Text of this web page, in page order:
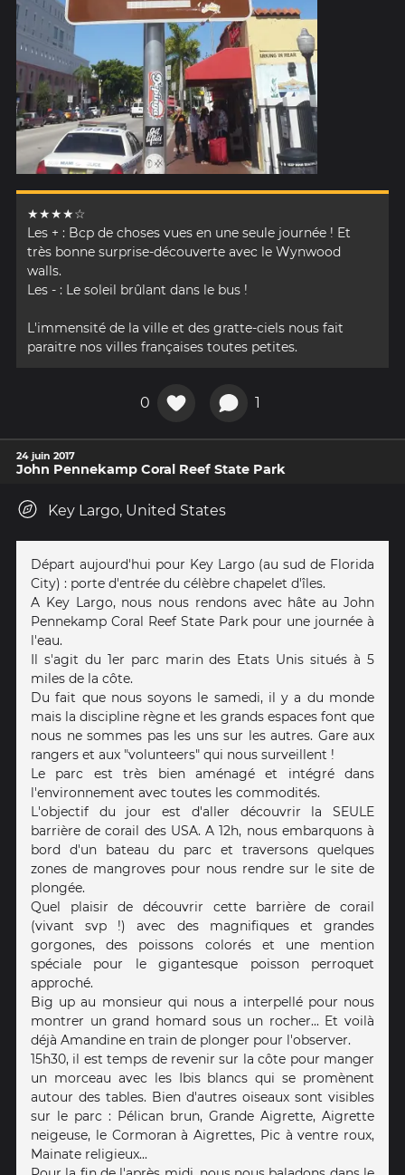
★★★★☆
Les + : Bcp de choses vues en une seule journée ! Et
très bonne surprise-découverte avec le Wynwood
walls.
Les - : Le soleil brûlant dans le bus !
L'immensité de la ville et des gratte-ciels nous fait
paraitre nos villes françaises toutes petites.
0 1
24 juin 2017
John Pennekamp Coral Reef State Park
Key Largo, United States
Départ aujourd'hui pour Key Largo (au sud de Florida
City) : porte d'entrée du célèbre chapelet d'îles.
A Key Largo, nous nous rendons avec hâte au John
Pennekamp Coral Reef State Park pour une journée à
l'eau.
Il s'agit du 1er parc marin des Etats Unis situés à 5
miles de la côte.
Du fait que nous soyons le samedi, il y a du monde
mais la discipline règne et les grands espaces font que
nous ne sommes pas les uns sur les autres. Gare aux
rangers et aux "volunteers" qui nous surveillent !
Le parc est très bien aménagé et intégré dans
l'environnement avec toutes les commodités.
L'objectif du jour est d'aller découvrir la SEULE
barrière de corail des USA. A 12h, nous embarquons à
bord d'un bateau du parc et traversons quelques
zones de mangroves pour nous rendre sur le site de
plongée.
Quel plaisir de découvrir cette barrière de corail
(vivant svp !) avec des magnifiques et grandes
gorgones, des poissons colorés et une mention
spéciale pour le gigantesque poisson perroquet
approché.
Big up au monsieur qui nous a interpellé pour nous
montrer un grand homard sous un rocher... Et voilà
déjà Amandine en train de plonger pour l'observer.
15h30, il est temps de revenir sur la côte pour manger
un morceau avec les Ibis blancs qui se promènent
autour des tables. Bien d'autres oiseaux sont visibles
sur le parc : Pélican brun, Grande Aigrette, Aigrette
neigeuse, le Cormoran à Aigrettes, Pic à ventre roux,
Mainate religieux...